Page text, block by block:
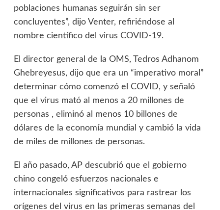
poblaciones humanas seguirán sin ser
concluyentes”, dijo Venter, refiriéndose al
nombre científico del virus COVID-19.
El director general de la OMS, Tedros Adhanom
Ghebreyesus, dijo que era un “imperativo moral”
determinar cómo comenzó el COVID, y señaló
que el virus mató al menos a 20 millones de
personas , eliminó al menos 10 billones de
dólares de la economía mundial y cambió la vida
de miles de millones de personas.
El año pasado, AP descubrió que el gobierno
chino congeló esfuerzos nacionales e
internacionales significativos para rastrear los
orígenes del virus en las primeras semanas del